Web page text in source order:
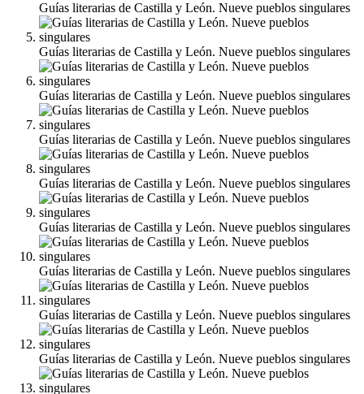
Guías literarias de Castilla y León. Nueve pueblos singulares
Guías literarias de Castilla y León. Nueve pueblos singulares
Guías literarias de Castilla y León. Nueve pueblos singulares
Guías literarias de Castilla y León. Nueve pueblos singulares
Guías literarias de Castilla y León. Nueve pueblos singulares
Guías literarias de Castilla y León. Nueve pueblos singulares
Guías literarias de Castilla y León. Nueve pueblos singulares
Guías literarias de Castilla y León. Nueve pueblos singulares
Guías literarias de Castilla y León. Nueve pueblos singulares